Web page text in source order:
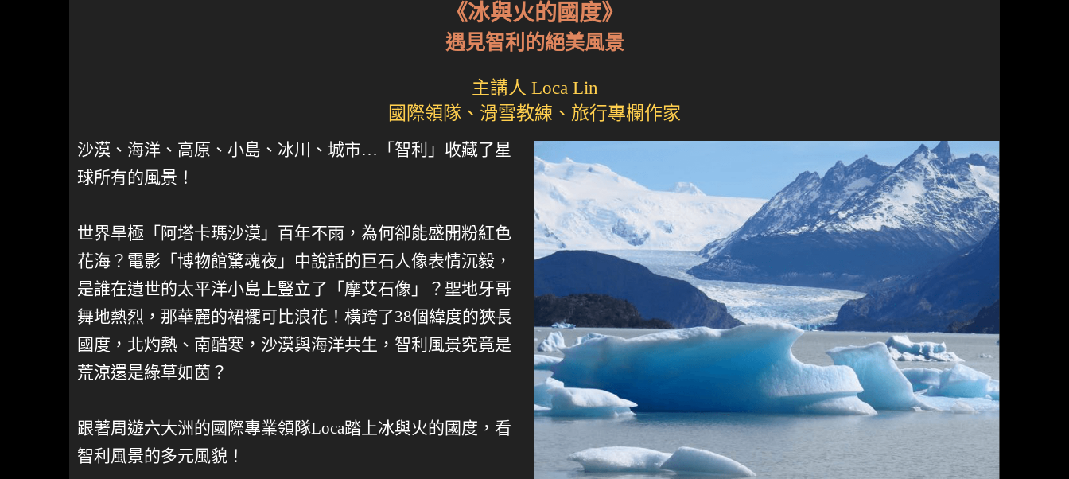
《冰與火的國度》
遇見智利的絕美風景
主講人 Loca Lin
國際領隊、滑雪教練、旅行專欄作家
沙漠、海洋、高原、小島、冰川、城市…「智利」收藏了星
球所有的風景！
世界旱極「阿塔卡瑪沙漠」百年不雨，為何卻能盛開粉紅色
花海？電影「博物館驚魂夜」中說話的巨石人像表情沉毅，
是誰在遺世的太平洋小島上豎立了「摩艾石像」？聖地牙哥
舞地熱烈，那華麗的裙襬可比浪花！橫跨了38個緯度的狹長
國度，北灼熱、南酷寒，沙漠與海洋共生，智利風景究竟是
荒涼還是綠草如茵？
跟著周遊六大洲的國際專業領隊Loca踏上冰與火的國度，看
智利風景的多元風貌！